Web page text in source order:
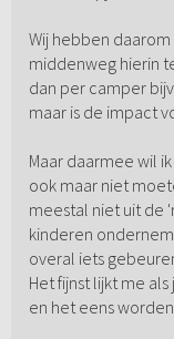
Wij hebben
middenweg hierin
dan per camper
maar is de impact
Maar daarmee wil
ook maar niet
meestal niet uit de
kinderen
overal iets
Het fijnst lijkt me
en het eens